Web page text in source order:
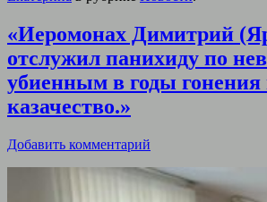
«Иеромонах Димитрий
отслужил панихиду по
убиенным в годы гонения
казачество.»
Добавить комментарий